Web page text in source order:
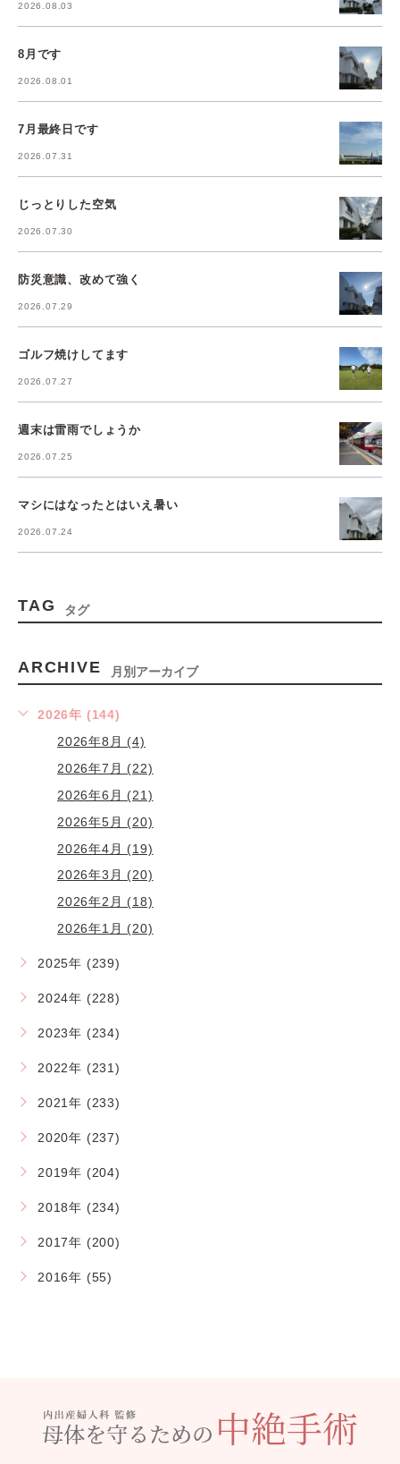
2026.08.03
8月です
2026.08.01
7月最終日です
2026.07.31
じっとりした空気
2026.07.30
防災意識、改めて強く
2026.07.29
ゴルフ焼けしてます
2026.07.27
週末は雷雨でしょうか
2026.07.25
マシにはなったとはいえ暑い
2026.07.24
TAG タグ
ARCHIVE 月別アーカイブ
2026年 (144)
2026年8月 (4)
2026年7月 (22)
2026年6月 (21)
2026年5月 (20)
2026年4月 (19)
2026年3月 (20)
2026年2月 (18)
2026年1月 (20)
2025年 (239)
2024年 (228)
2023年 (234)
2022年 (231)
2021年 (233)
2020年 (237)
2019年 (204)
2018年 (234)
2017年 (200)
2016年 (55)